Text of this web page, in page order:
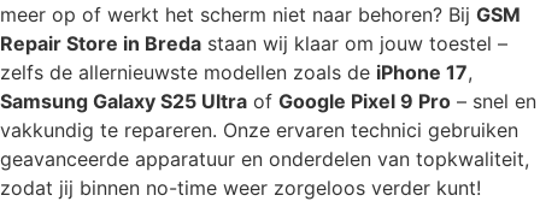
meer op of werkt het scherm niet naar behoren? Bij GSM
Repair Store in Breda staan wij klaar om jouw toestel –
zelfs de allernieuwste modellen zoals de iPhone 17,
Samsung Galaxy S25 Ultra of Google Pixel 9 Pro – snel en
vakkundig te repareren. Onze ervaren technici gebruiken
geavanceerde apparatuur en onderdelen van topkwaliteit,
zodat jij binnen no-time weer zorgeloos verder kunt!